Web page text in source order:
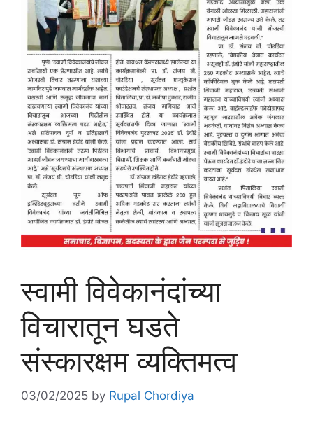
स्वामी विवेकानंदांच्या
विचारातून घडते
संस्कारक्षम व्यक्तिमत्व
03/02/2025 by Rupal Chordiya